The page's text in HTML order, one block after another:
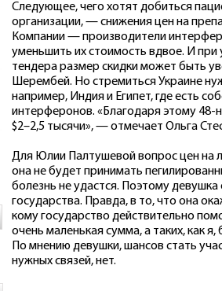
Следующее, чего хотят добиться
организации, — снижения цен на
Компании — производители
уменьшить их стоимость вдвое. И при
тендера размер скидки может быть
Шерембей. Но стремиться Украине
например, Индия и Египет, где есть
интерферонов. «Благодаря этому 48-
$2–2,5 тысячи», — отмечает Ольга
Для Юлии Палтушевой вопрос цен на
она не будет принимать
болезнь не удастся. Поэтому
государства. Правда, в то, что она
кому государство действительно
очень маленькая сумма, а таких, как
По мнению девушки, шансов стать
нужных связей, нет.